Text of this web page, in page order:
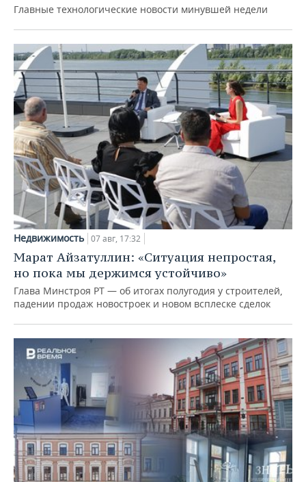
Главные технологические новости минувшей недели
Недвижимость 07 авг, 17:32
Марат Айзатуллин: «Ситуация непростая,
но пока мы держимся устойчиво»
Глава Минстроя РТ — об итогах полугодия у строителей,
падении продаж новостроек и новом всплеске сделок